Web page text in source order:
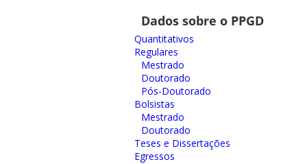
Dados sobre o PPGD
Quantitativos
Regulares
Mestrado
Doutorado
Pós-Doutorado
Bolsistas
Mestrado
Doutorado
Teses e Dissertações
Egressos